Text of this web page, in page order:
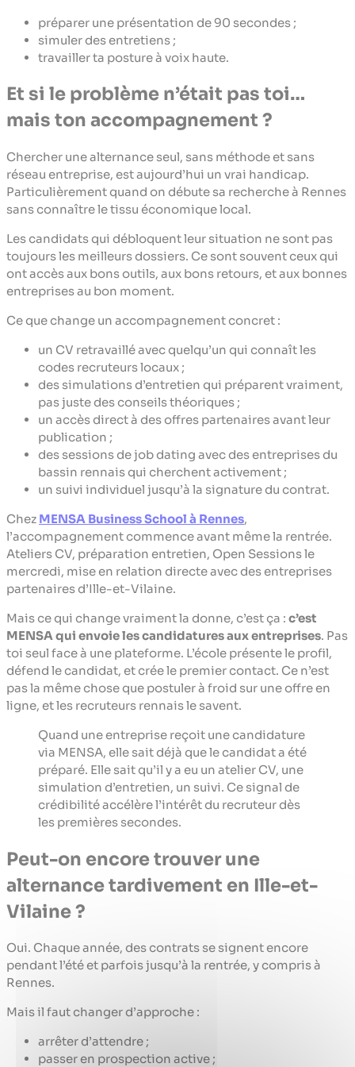
préparer une présentation de 90 secondes ;
simuler des entretiens ;
travailler ta posture à voix haute.
Et si le problème n’était pas toi…
mais ton accompagnement ?
Chercher une alternance seul, sans méthode et sans
réseau entreprise, est aujourd’hui un vrai handicap.
Particulièrement quand on débute sa recherche à Rennes
sans connaître le tissu économique local.
Les candidats qui débloquent leur situation ne sont pas
toujours les meilleurs dossiers. Ce sont souvent ceux qui
ont accès aux bons outils, aux bons retours, et aux bonnes
entreprises au bon moment.
Ce que change un accompagnement concret :
un CV retravaillé avec quelqu’un qui connaît les
codes recruteurs locaux ;
des simulations d’entretien qui préparent vraiment,
pas juste des conseils théoriques ;
un accès direct à des offres partenaires avant leur
publication ;
des sessions de job dating avec des entreprises du
bassin rennais qui cherchent activement ;
un suivi individuel jusqu’à la signature du contrat.
Chez MENSA Business School à Rennes,
l’accompagnement commence avant même la rentrée.
Ateliers CV, préparation entretien, Open Sessions le
mercredi, mise en relation directe avec des entreprises
partenaires d’Ille-et-Vilaine.
Mais ce qui change vraiment la donne, c’est ça : c’est
MENSA qui envoie les candidatures aux entreprises. Pas
toi seul face à une plateforme. L’école présente le profil,
défend le candidat, et crée le premier contact. Ce n’est
pas la même chose que postuler à froid sur une offre en
ligne, et les recruteurs rennais le savent.
Quand une entreprise reçoit une candidature
via MENSA, elle sait déjà que le candidat a été
préparé. Elle sait qu’il y a eu un atelier CV, une
simulation d’entretien, un suivi. Ce signal de
crédibilité accélère l’intérêt du recruteur dès
les premières secondes.
Peut-on encore trouver une
alternance tardivement en Ille-et-
Vilaine ?
Oui. Chaque année, des contrats se signent encore
pendant l’été et parfois jusqu’à la rentrée, y compris à
Rennes.
Mais il faut changer d’approche :
arrêter d’attendre ;
passer en prospection active ;